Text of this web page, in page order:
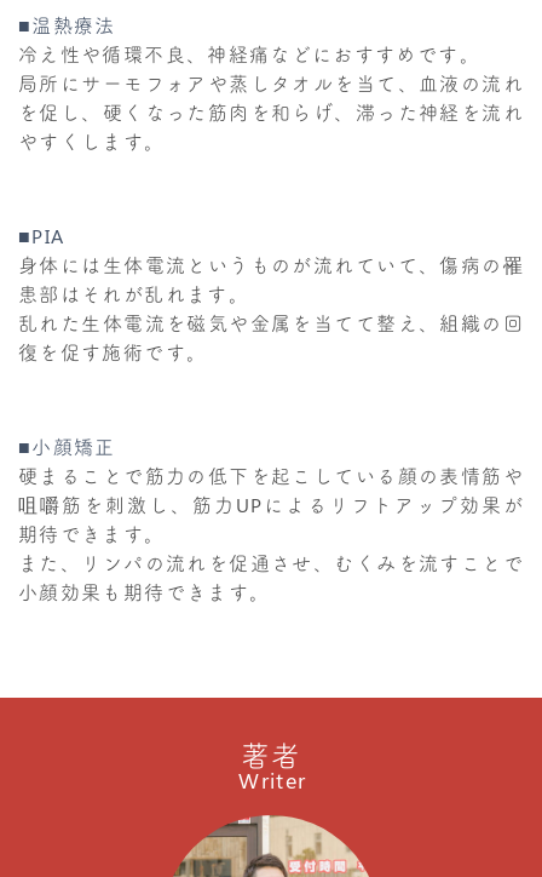
■温熱療法
冷え性や循環不良、神経痛などにおすすめです。
局所にサーモフォアや蒸しタオルを当て、血液の流れ
を促し、硬くなった筋肉を和らげ、滞った神経を流れ
やすくします。
■PIA
身体には生体電流というものが流れていて、傷病の罹
患部はそれが乱れます。
乱れた生体電流を磁気や金属を当てて整え、組織の回
復を促す施術です。
■小顔矯正
硬まることで筋力の低下を起こしている顔の表情筋や
咀嚼筋を刺激し、筋力UPによるリフトアップ効果が
期待できます。
また、リンパの流れを促通させ、むくみを流すことで
小顔効果も期待できます。
著者
Writer